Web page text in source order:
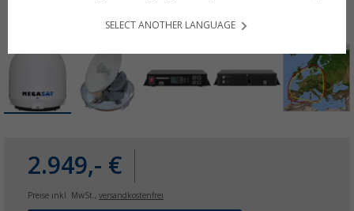
2.949,- €
Preise inkl. MwSt., versandkostenfrei
SELECT ANOTHER LANGUAGE